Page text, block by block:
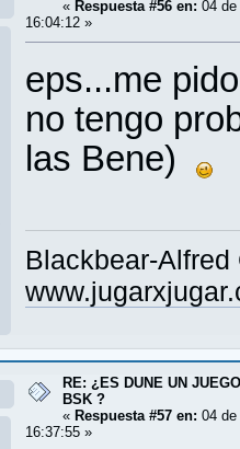
« Respuesta #56 en: 04
16:04:12 »
eps...me
no tengo
las Bene)
Blackbear-
RE: ¿ES DUNE UN
BSK ?
« Respuesta #57 en: 04
16:37:55 »